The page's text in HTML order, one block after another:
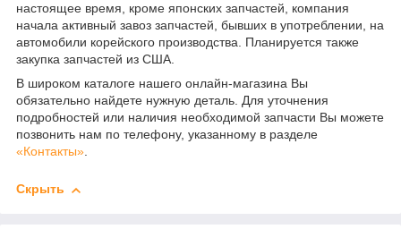
настоящее время, кроме японских запчастей, компания
начала активный завоз запчастей, бывших в употреблении, на
автомобили корейского производства. Планируется также
закупка запчастей из США.
В широком каталоге нашего онлайн-магазина Вы
обязательно найдете нужную деталь. Для уточнения
подробностей или наличия необходимой запчасти Вы можете
позвонить нам по телефону, указанному в разделе
«Контакты».
Скрыть